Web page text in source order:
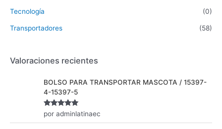
Tecnología (0)
Transportadores (58)
Valoraciones recientes
BOLSO PARA TRANSPORTAR MASCOTA / 15397-
4-15397-5
Valorado
con
por adminlatinaec